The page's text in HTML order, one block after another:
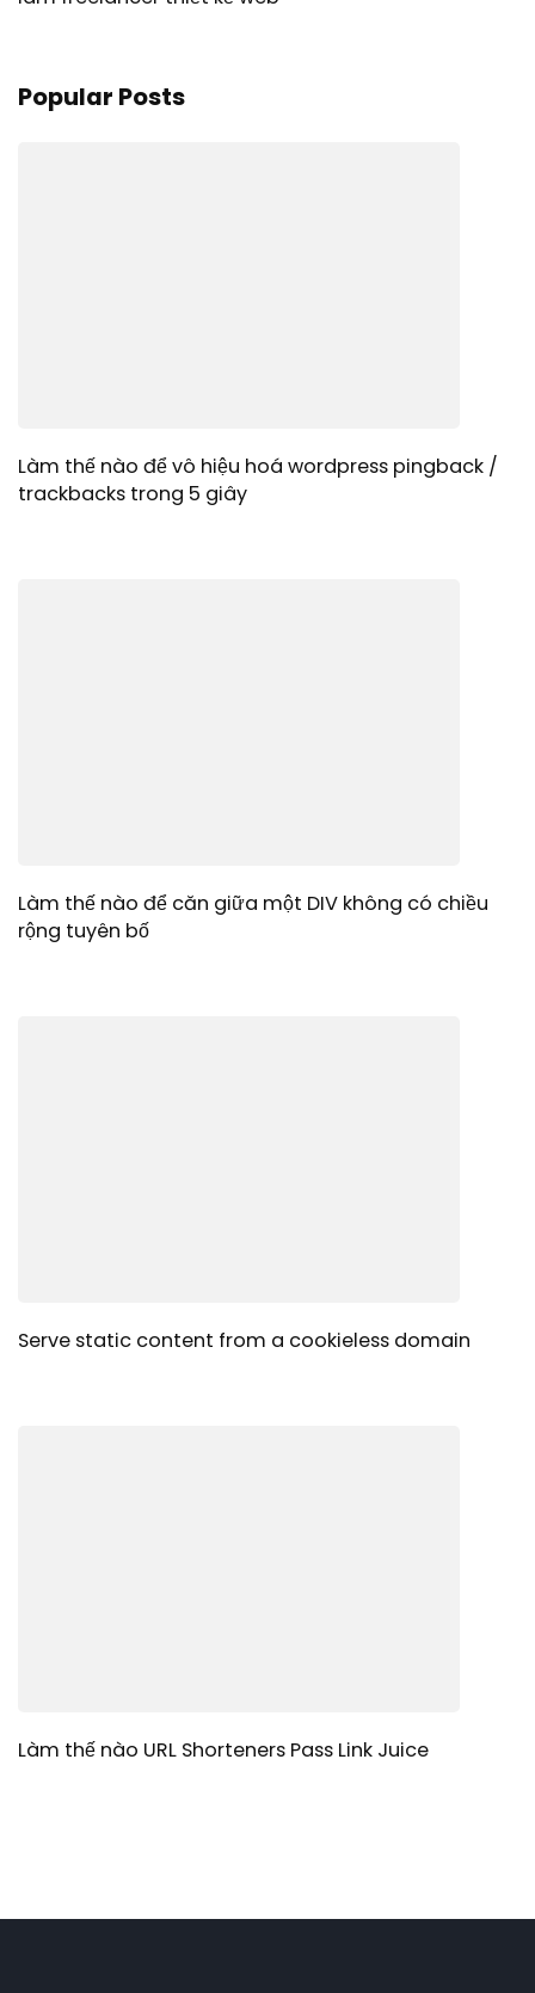
Popular Posts
Làm thế nào để vô hiệu hoá wordpress pingback /
trackbacks trong 5 giây
Làm thế nào để căn giữa một DIV không có chiều
rộng tuyên bố
Serve static content from a cookieless domain
Làm thế nào URL Shorteners Pass Link Juice